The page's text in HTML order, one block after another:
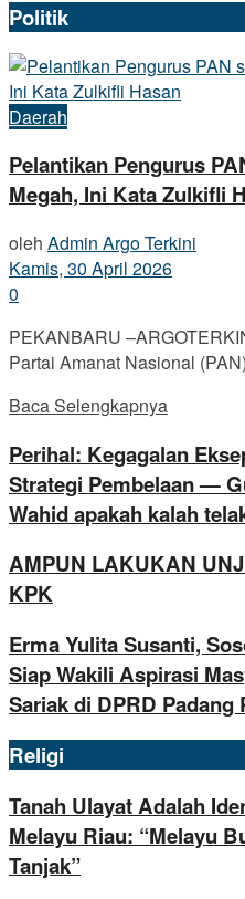
Politik
Daerah
Pelantikan Pengurus
Megah, Ini Kata Zulkifli
oleh Admin Argo Terkini
Kamis, 30 April 2026
0
PEKANBARU
Partai Amanat Nasional
Baca Selengkapnya
Perihal: Kegagalan
Strategi Pembelaan —
Wahid apakah kalah
AMPUN LAKUKAN
KPK
Erma Yulita Susanti,
Siap Wakili Aspirasi
Sariak di DPRD Padang
Religi
Tanah Ulayat Adalah
Melayu Riau: “Melayu
Tanjak”